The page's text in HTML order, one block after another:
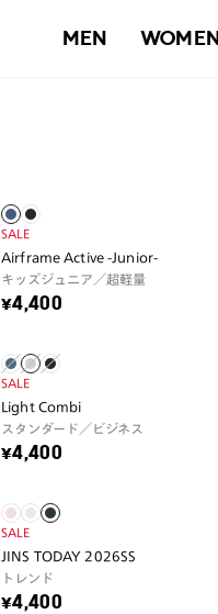
MEN WOMEN
SALE
Airframe Active -Junior-
キッズジュニア／超軽量
¥4,400
SALE
Light Combi
スタンダード／ビジネス
¥4,400
SALE
JINS TODAY 2026SS
トレンド
¥4,400